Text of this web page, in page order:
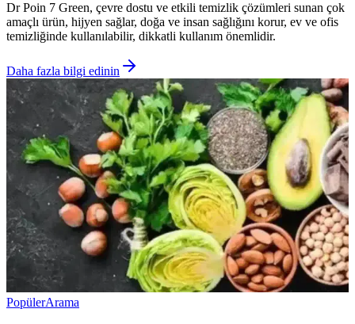
Dr Poin 7 Green, çevre dostu ve etkili temizlik çözümleri sunan çok
amaçlı ürün, hijyen sağlar, doğa ve insan sağlığını korur, ev ve ofis
temizliğinde kullanılabilir, dikkatli kullanım önemlidir.
Daha fazla bilgi edinin
PopülerArama